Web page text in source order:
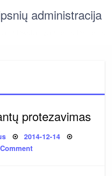
administracija
protezavimas
Posted
2014-12-14
on